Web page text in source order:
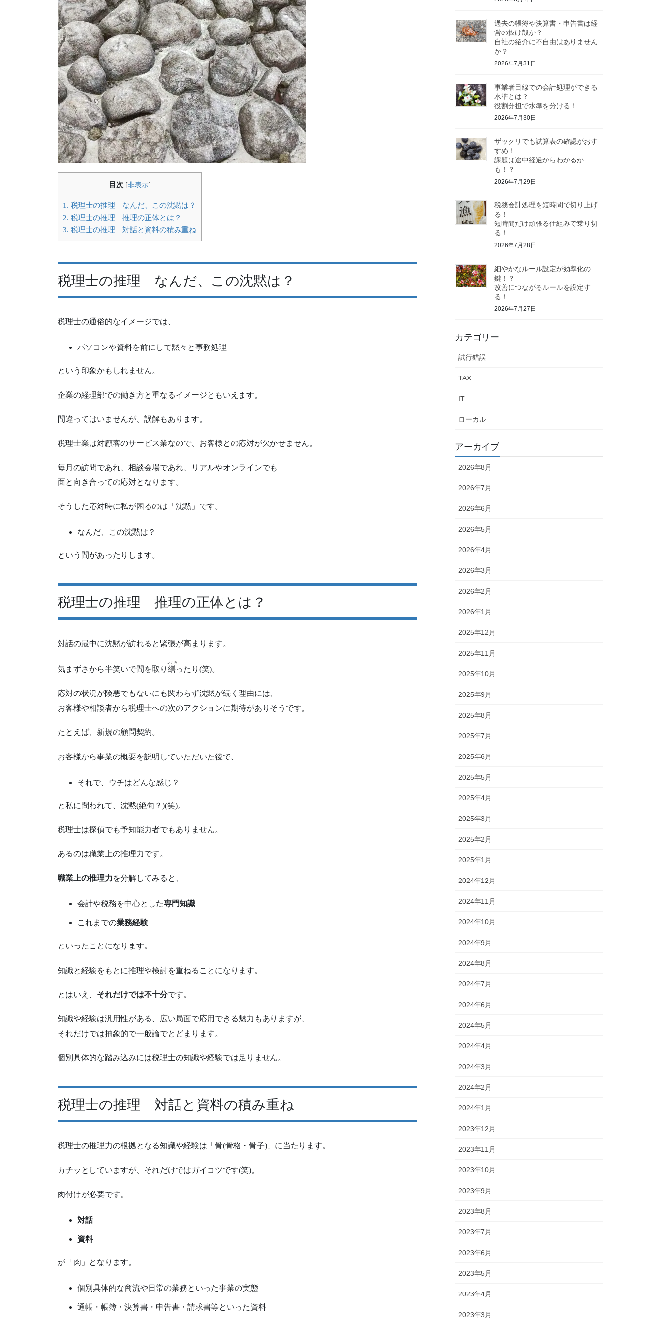
目次 [非表示]
1. 税理士の推理 なんだ、この沈黙は？
2. 税理士の推理 推理の正体とは？
3. 税理士の推理 対話と資料の積み重ね
税理士の推理 なんだ、この沈黙は？
税理士の通俗的なイメージでは、
パソコンや資料を前にして黙々と事務処理
という印象かもしれません。
企業の経理部での働き方と重なるイメージともいえます。
間違ってはいませんが、誤解もあります。
税理士業は対顧客のサービス業なので、お客様との応対が欠かせません。
毎月の訪問であれ、相談会場であれ、リアルやオンラインでも
面と向き合っての応対となります。
そうした応対時に私が困るのは「沈黙」です。
なんだ、この沈黙は？
という間があったりします。
税理士の推理 推理の正体とは？
対話の最中に沈黙が訪れると緊張が高まります。
気まずさから半笑いで間を取り 繕
つくろ
ったり(笑)。
応対の状況が険悪でもないにも関わらず沈黙が続く理由には、
お客様や相談者から税理士への次のアクションに期待がありそうです。
たとえば、新規の顧問契約。
お客様から事業の概要を説明していただいた後で、
それで、ウチはどんな感じ？
と私に問われて、沈黙(絶句？)(笑)。
税理士は探偵でも予知能力者でもありません。
あるのは職業上の推理力です。
職業上の推理力を分解してみると、
会計や税務を中心とした専門知識
これまでの業務経験
といったことになります。
知識と経験をもとに推理や検討を重ねることになります。
とはいえ、 それだけでは不十分です。
知識や経験は汎用性がある、広い局面で応用できる魅力もありますが、
それだけでは抽象的で一般論でとどまります。
個別具体的な踏み込みには税理士の知識や経験では足りません。
税理士の推理 対話と資料の積み重ね
税理士の推理力の根拠となる知識や経験は「骨(骨格・骨子)」に当たります。
カチッとしていますが、それだけではガイコツです(笑)。
肉付けが必要です。
対話
資料
が「肉」となります。
個別具体的な商流や日常の業務といった事業の実態
通帳・帳簿・決算書・申告書・請求書等といった資料
過去の帳簿や決算書・申告書は経
営の抜け殻か？
自社の紹介に不自由はありません
か？
2026年7月31日
事業者目線での会計処理ができる
水準とは？
役割分担で水準を分ける！
2026年7月30日
ザックリでも試算表の確認がおす
すめ！
課題は途中経過からわかるか
も！？
2026年7月29日
税務会計処理を短時間で切り上げ
る！
短時間だけ頑張る仕組みで乗り切
る！
2026年7月28日
細やかなルール設定が効率化の
鍵！？
改善につながるルールを設定す
る！
2026年7月27日
カテゴリー
試行錯誤
TAX
IT
ローカル
アーカイブ
2026年8月
2026年7月
2026年6月
2026年5月
2026年4月
2026年3月
2026年2月
2026年1月
2025年12月
2025年11月
2025年10月
2025年9月
2025年8月
2025年7月
2025年6月
2025年5月
2025年4月
2025年3月
2025年2月
2025年1月
2024年12月
2024年11月
2024年10月
2024年9月
2024年8月
2024年7月
2024年6月
2024年5月
2024年4月
2024年3月
2024年2月
2024年1月
2023年12月
2023年11月
2023年10月
2023年9月
2023年8月
2023年7月
2023年6月
2023年5月
2023年4月
2023年3月